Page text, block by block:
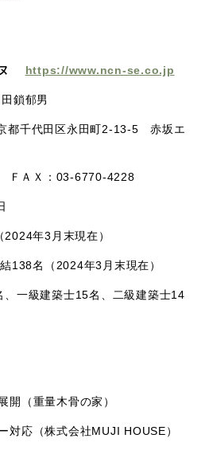
ヌ https://www.ncn-se.co.jp
鎖郁男
都千代田区永田町2-13-5 赤坂エ
ＡＸ：03-6770-4228
年3月末現在）
138名（2024年3月末現在）
、一級建築士15名、二級建築士14
（重量木骨の家）
応（株式会社MUJI HOUSE）